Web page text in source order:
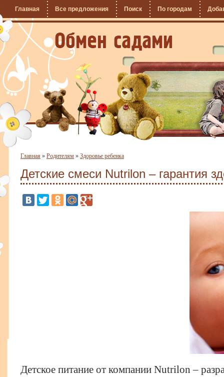
Главная Все предложения Поиск По городам
Главная » Родителям » Здоровье ребенка
Детские смеси Nutrilon – гарантия
​Детское питание от компании Nutrilon –